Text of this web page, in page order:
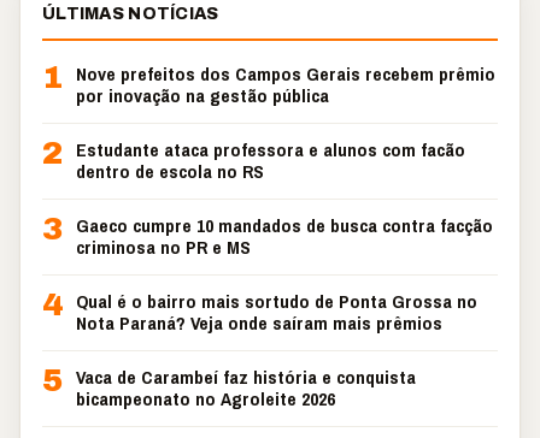
ÚLTIMAS NOTÍCIAS
1
Nove prefeitos dos Campos Gerais recebem prêmio
por inovação na gestão pública
2
Estudante ataca professora e alunos com facão
dentro de escola no RS
3 Gaeco cumpre 10 mandados de busca contra facção
criminosa no PR e MS
4 Qual é o bairro mais sortudo de Ponta Grossa no
Nota Paraná? Veja onde saíram mais prêmios
5 Vaca de Carambeí faz história e conquista
bicampeonato no Agroleite 2026